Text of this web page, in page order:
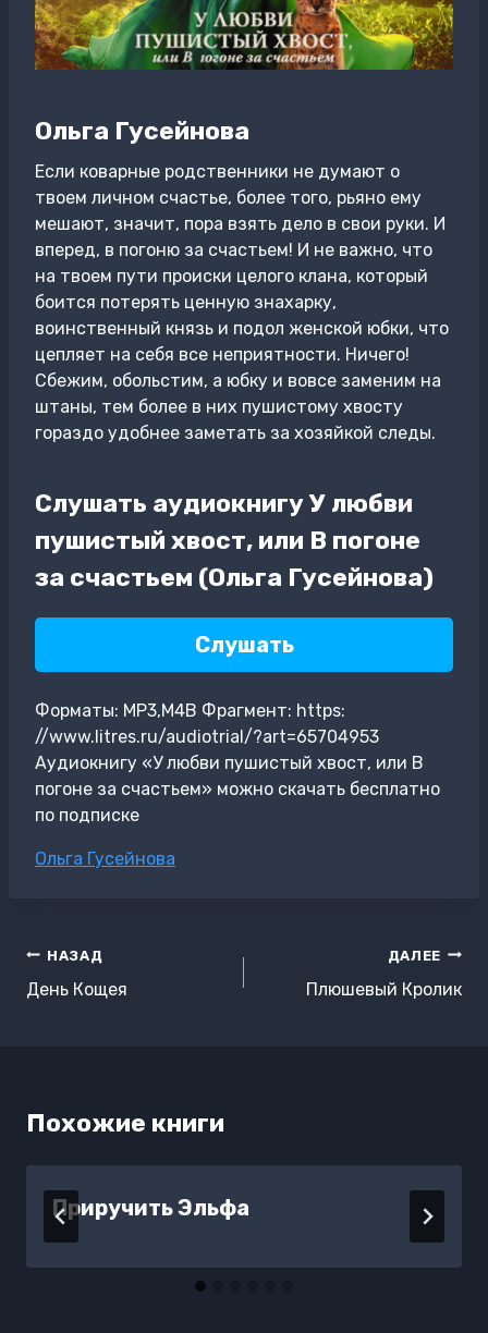
Ольга Гусейнова
Если коварные родственники не думают о
твоем личном счастье, более того, рьяно ему
мешают, значит, пора взять дело в свои руки. И
вперед, в погоню за счастьем! И не важно, что
на твоем пути происки целого клана, который
боится потерять ценную знахарку,
воинственный князь и подол женской юбки, что
цепляет на себя все неприятности. Ничего!
Сбежим, обольстим, а юбку и вовсе заменим на
штаны, тем более в них пушистому хвосту
гораздо удобнее заметать за хозяйкой следы.
Слушать аудиокнигу У любви
пушистый хвост, или В погоне
за счастьем (Ольга Гусейнова)
Слушать
Форматы: MP3,M4B Фрагмент: https:
//www.litres.ru/audiotrial/?art=65704953
Аудиокнигу «У любви пушистый хвост, или В
погоне за счастьем» можно скачать бесплатно
по подписке
Метки
Ольга Гусейнова
Навигация
по
НАЗАД
День Кощея
ДАЛЕЕ
Плюшевый Кролик
Похожие книги
Приручить Эльфа